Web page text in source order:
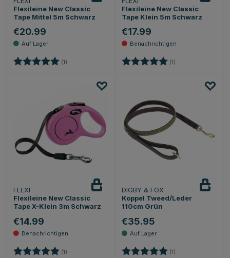
Flexileine New Classic
Tape Mittel 5m Schwarz
€20.99
Bewertung: (1)
Flexileine New Classic
Tape Klein 5m Schwarz
€17.99
Bewertung: (1)
FLEXI
Flexileine New Classic
Tape X-Klein 3m Schwarz
€14.99
Bewertung: (1)
DIGBY & FOX
Koppel Tweed/Leder
110cm Grün
€35.95
Bewertung: (1)